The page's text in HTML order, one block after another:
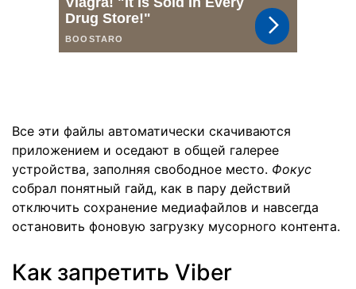
Все эти файлы автоматически скачиваются
приложением и оседают в общей галерее
устройства, заполняя свободное место. Фокус
собрал понятный гайд, как в пару действий
отключить сохранение медиафайлов и навсегда
остановить фоновую загрузку мусорного контента.
Как запретить Viber